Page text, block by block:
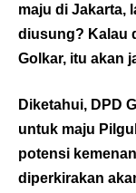
maju di Jakarta,
diusung? Kalau
Golkar, itu akan
Diketahui, DPD
untuk maju
potensi
diperkirakan